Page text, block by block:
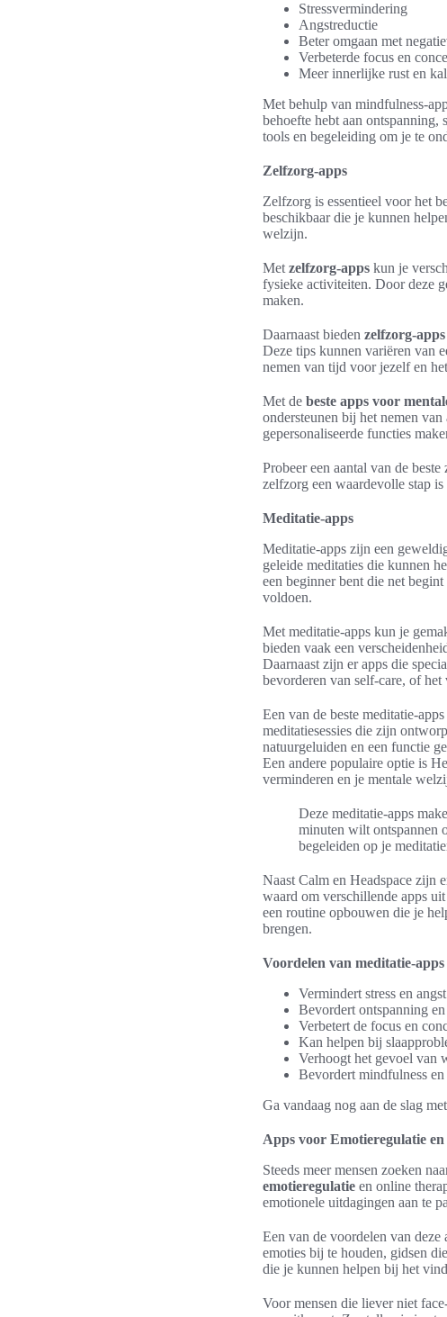
Stressvermindering
Angstreductie
Beter omgaan met
Verbeterde focus en
Meer innerlijke rust en
Met behulp van mindfulness-
behoefte hebt aan
tools en begeleiding om je te
Zelfzorg-apps
Zelfzorg is essentieel voor het
beschikbaar die je kunnen
welzijn.
Met zelfzorg-apps kun je
fysieke activiteiten. Door deze
maken.
Daarnaast bieden zelfzorg-apps
Deze tips kunnen variëren van
nemen van tijd voor jezelf en
Met de beste apps voor
ondersteunen bij het nemen
gepersonaliseerde functies
Probeer een aantal van de
zelfzorg een waardevolle stap
Meditatie-apps
Meditatie-apps zijn een
geleide meditaties die kunnen
een beginner bent die net
voldoen.
Met meditatie-apps kun je
bieden vaak een
Daarnaast zijn er apps die
bevorderen van self-care, of
Een van de beste meditatie-
meditatiesessies die zijn
natuurgeluiden en een functie
Een andere populaire optie is
verminderen en je mentale
Deze meditatie-apps
minuten wilt ontspannen
begeleiden op je
Naast Calm en Headspace zijn
waard om verschillende apps
een routine opbouwen die je
brengen.
Voordelen van meditatie-
Vermindert stress en angst
Bevordert ontspanning
Verbetert de focus en
Kan helpen bij
Verhoogt het gevoel van
Bevordert mindfulness
Ga vandaag nog aan de slag
Apps voor Emotieregulatie
Steeds meer mensen zoeken
emotieregulatie en online
emotionele uitdagingen aan te
Een van de voordelen van deze
emoties bij te houden, gidsen
die je kunnen helpen bij het
Voor mensen die liever niet